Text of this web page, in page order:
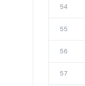
54
55
56
57